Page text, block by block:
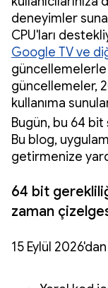
deneyimler
CPU'ları
Google TV ve
güncellemelerle
güncellemeler,
kullanıma
Bugün, bu 64 bit
Bu blog,
getirmenize
64 bit
zaman
15 Eylül